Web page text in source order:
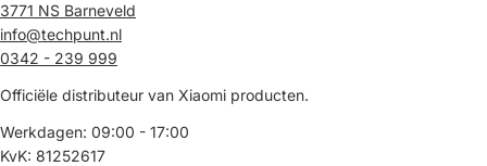
3771 NS Barneveld
info@techpunt.nl
0342 - 239 999
Officiële distributeur van Xiaomi producten.
Werkdagen: 09:00 - 17:00
KvK: 81252617